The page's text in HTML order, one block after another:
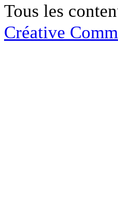
Tous les
Créative